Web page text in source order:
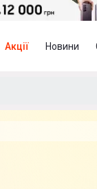
Акції Новини